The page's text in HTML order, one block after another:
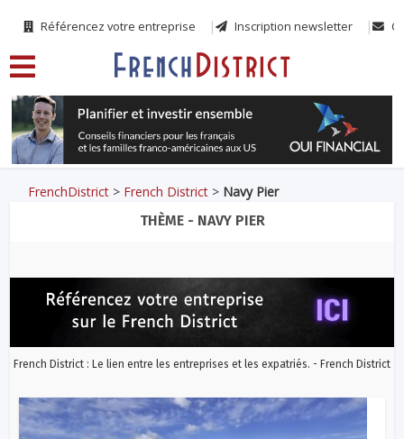
Référencez votre entreprise Inscription newsletter
FrenchDistrict > French District > Navy Pier
THÈME - NAVY PIER
French District : Le lien entre les entreprises et les expatriés. - French District